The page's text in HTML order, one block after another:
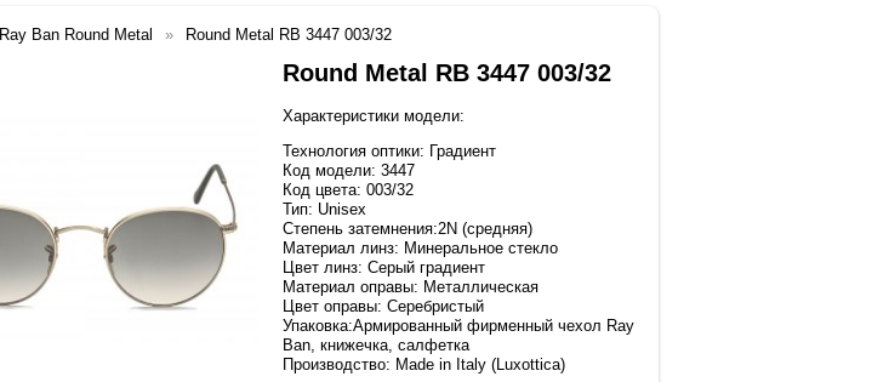
Ray Ban Round Metal Round Metal RB 3447 003/32
Round Metal RB 3447 003/32
Характеристики модели:
Технология оптики: Градиент
Код модели: 3447
Код цвета: 003/32
Тип: Unisex
Степень затемнения:2N (средняя)
Материал линз: Минеральное стекло
Цвет линз: Серый градиент
Материал оправы: Металлическая
Цвет оправы: Серебристый
Упаковка:Армированный фирменный чехол Ray
Ban, книжечка, салфетка
Производство: Made in Italy (Luxottica)